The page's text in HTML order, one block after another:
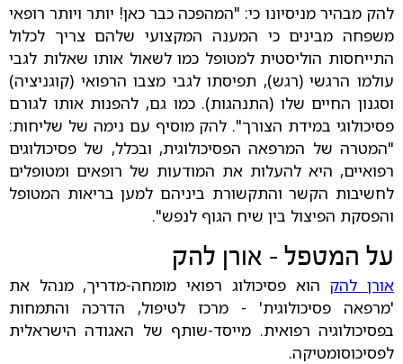
להק מבהיר מניסיונו כי: "המהפכה כבר כאן! יותר ויותר רופאי
משפחה מבינים כי המענה המקצועי שלהם צריך לכלול
התייחסות הוליסטית למטופל כמו לשאול אותו שאלות לגבי
עולמו הרגשי (רגש), תפיסתו לגבי מצבו הרפואי (קוגניציה)
וסגנון החיים שלו (התנהגות). כמו גם, להפנות אותו לגורם
פסיכולוגי במידת הצורך". להק מוסיף עם נימה של שליחות:
"המטרה של המרפאה הפסיכולוגית, ובכלל, של פסיכולוגים
רפואיים, היא להעלות את המודעות של רופאים ומטופלים
לחשיבות הקשר והתקשורת ביניהם למען בריאות המטופל
והפסקת הפיצול בין שיח הגוף לנפש".
על המטפל - אורן להק
אורן להק הוא פסיכולוג רפואי מומחה-מדריך, מנהל את
'מרפאה פסיכולוגית' - מרכז לטיפול, הדרכה והתמחות
בפסיכולוגיה רפואית. מייסד-שותף של האגודה הישראלית
לפסיכוסומטיקה.